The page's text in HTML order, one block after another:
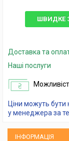
ШВИДКЕ
Доставка та
Наші послуги
Ціни можуть бути
у менеджера за
ІНФОРМАЦІЯ